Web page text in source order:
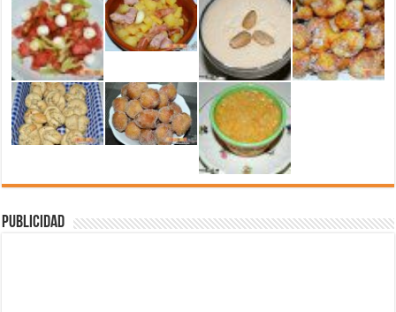
Publicidad